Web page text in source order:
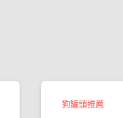
狗罐頭推薦